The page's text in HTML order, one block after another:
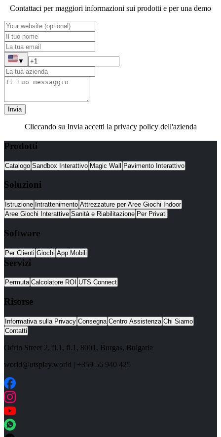
Contattaci per maggiori informazioni sui prodotti e per una demo
▼
Invia
Cliccando su Invia accetti la privacy policy dell'azienda
Prodotti
Catalogo Sandbox Interattivo Magic Wall Pavimento Interattivo
Soluzioni
Istruzione Intrattenimento Attrezzature per Aree Giochi Indoor
Aree Giochi Interattive Sanità e Riabilitazione Per Privati
Software
Per Clienti Giochi App Mobili
Servizi
Permuta Calcolatore ROI UTS Connect
Risorse
Informativa sulla Privacy Consegna Centro Assistenza Chi Siamo
Contatti
Odrin Street 2, fl.1 , fl.1, 8001 , Burgas, Bulgaria
world@utsplay.world | +359 56 940 425